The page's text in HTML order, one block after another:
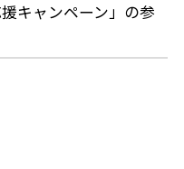
キャンペーン」の参